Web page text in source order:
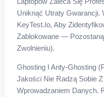
Uniknąć Utraty Gwarancji.
KeyTest.io, Aby
Zablokowane —
Zwolnieniu).
Ghosting I Anty-Ghosting
Jakości Nie Radzą Sobie
Wprowadzaniem Danych.